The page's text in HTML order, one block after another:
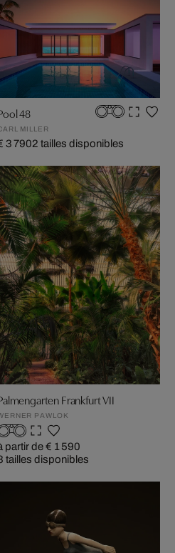
48
MILLER
3 7902 tailles disponibles
Frankfurt VII
PAWLOK
partir de € 1 590
tailles disponibles